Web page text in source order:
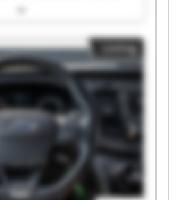
Y Cia, Sa Llinás Y Cia, Sa
Y Cia, Sa Llinás Y Cia, Sa
Y Cia, Sa Llinás Y Cia, Sa
Y Cia, Sa
Listing